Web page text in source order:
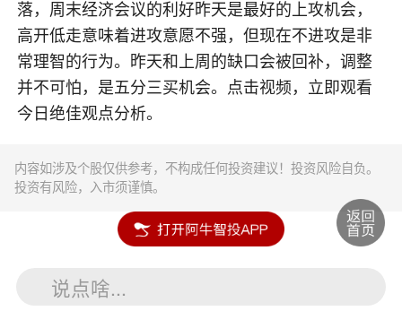
落，周末经济会议的利好昨天是最好的上攻机会，
高开低走意味着进攻意愿不强，但现在不进攻是非
常理智的行为。昨天和上周的缺口会被回补，调整
并不可怕，是五分三买机会。点击视频，立即观看
今日绝佳观点分析。
内容如涉及个股仅供参考，不构成任何投资建议！投资风险自负。
投资有风险，入市须谨慎。
说点啥...